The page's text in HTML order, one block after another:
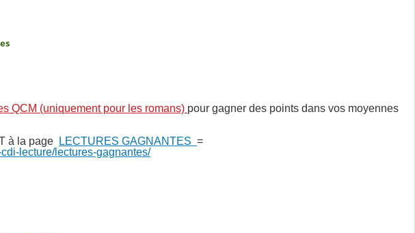
QCM (uniquement pour les romans) pour gagner des points dans vos moyennes
à la page
LECTURES GAGNANTES =
lecture/lectures-gagnantes/